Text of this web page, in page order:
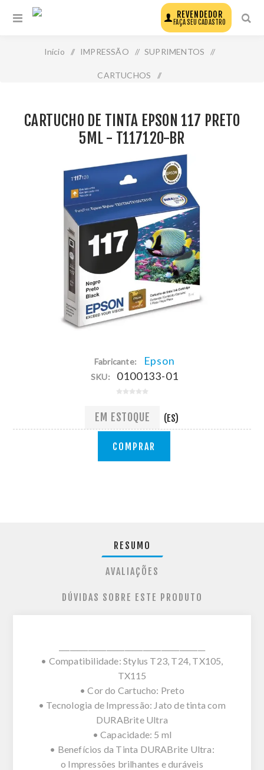
REVENDEDOR
FAÇA SEU CADASTRO
Início / IMPRESSÃO / SUPRIMENTOS /
CARTUCHOS /
CARTUCHO DE TINTA EPSON 117 PRETO
5ML - T117120-BR
Fabricante: Epson
SKU: 0100133-01
EM ESTOQUE (ES)
COMPRAR
RESUMO
AVALIAÇÕES
DÚVIDAS SOBRE ESTE PRODUTO
• Compatibilidade: Stylus T23, T24, TX105,
TX115
• Cor do Cartucho: Preto
• Tecnologia de Impressão: Jato de tinta com
DURABrite Ultra
• Capacidade: 5 ml
• Benefícios da Tinta DURABrite Ultra:
o Impressões brilhantes e duráveis